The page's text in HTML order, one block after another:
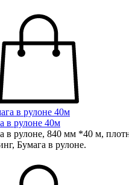
в рулоне 40м
в рулоне, 840 мм *40 м,
Бумага в рулоне.